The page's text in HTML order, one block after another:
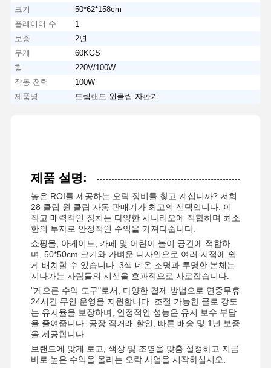
크기
50*62*158cm
플레이어 수
1
보증
2년
무게
60KGS
힘
220V/100W
작동 전력
100W
제품명
드림랜드 윈클립 자판기
제품 설명:
높은 ROI를 제공하는 오락 장비를 찾고 계십니까? 저희
28 클립 윈 클립 자동 판매기가 최고의 선택입니다. 이
작고 매력적인 장치는 다양한 시나리오에 적합하며 최소
한의 투자로 안정적인 수익을 가져다줍니다.
쇼핑몰, 아케이드, 카페 및 어린이 놀이 공간에 적합하
며, 50*50cm 크기와 가벼운 디자인으로 여러 지점에 쉽
게 배치할 수 있습니다. 3색 네온 조명과 투명한 본체는
지나가는 사람들의 시선을 효과적으로 사로잡습니다.
"게으른 수익 도구"로서, 다양한 결제 방법으로 연중무휴
24시간 무인 운영을 지원합니다. 조절 가능한 클로 강도
는 유지율을 보장하며, 안정적인 성능은 유지 보수 부담
을 줄여줍니다. 공장 직거래 할인, 빠른 배송 및 1년 보증
을 제공합니다.
브랜드에 맞게 로고, 색상 및 조명을 맞춤 설정하고 지금
바로 높은 수익을 올리는 오락 사업을 시작하십시오.